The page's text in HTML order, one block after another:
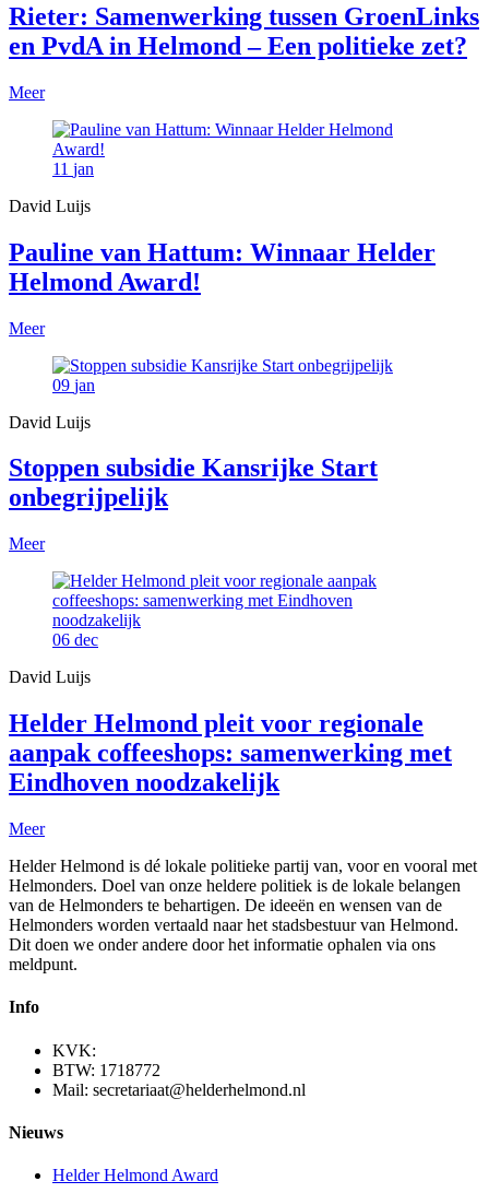
Rieter: Samenwerking tussen GroenLinks
en PvdA in Helmond – Een politieke zet?
Meer
11 jan
David Luijs
Pauline van Hattum: Winnaar Helder
Helmond Award!
Meer
09 jan
David Luijs
Stoppen subsidie Kansrijke Start
onbegrijpelijk
Meer
06 dec
David Luijs
Helder Helmond pleit voor regionale
aanpak coffeeshops: samenwerking met
Eindhoven noodzakelijk
Meer
Helder Helmond is dé lokale politieke partij van, voor en vooral met
Helmonders. Doel van onze heldere politiek is de lokale belangen
van de Helmonders te behartigen. De ideeën en wensen van de
Helmonders worden vertaald naar het stadsbestuur van Helmond.
Dit doen we onder andere door het informatie ophalen via ons
meldpunt.
Info
KVK:
BTW: 1718772
Mail: secretariaat@helderhelmond.nl
Nieuws
Helder Helmond Award